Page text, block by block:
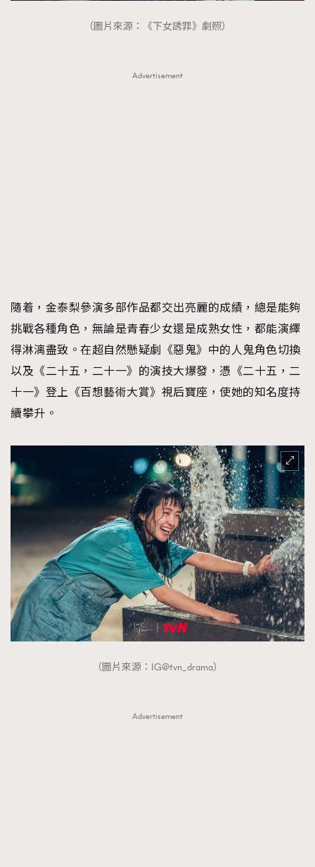
（圖片來源：《下女誘罪》劇照）
Advertisement
隨着，金泰梨參演多部作品都交出亮麗的成績，總是能夠
挑戰各種角色，無論是青春少女還是成熟女性，都能演繹
得淋漓盡致。在超自然懸疑劇《惡鬼》中的人鬼角色切換
以及《二十五，二十一》的演技大爆發，憑《二十五，二
十一》登上《百想藝術大賞》視后寶座，使她的知名度持
續攀升。
（圖片來源：IG@tvn_drama）
Advertisement